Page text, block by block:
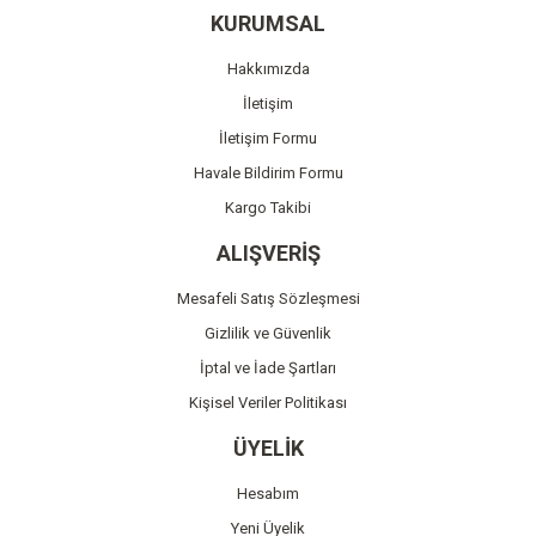
Ürün bilgilerinde hatalar bulunuyor.
Ürün fiyatı diğer sitelerden daha pahalı.
Bu ürüne benzer farklı alternatifler olmalı.
Gönder
KURUMSAL
Hakkımızda
İletişim
İletişim Formu
Havale Bildirim Formu
Kargo Takibi
ALIŞVERİŞ
Mesafeli Satış Sözleşmesi
Gizlilik ve Güvenlik
İptal ve İade Şartları
Kişisel Veriler Politikası
ÜYELİK
Hesabım
Yeni Üyelik